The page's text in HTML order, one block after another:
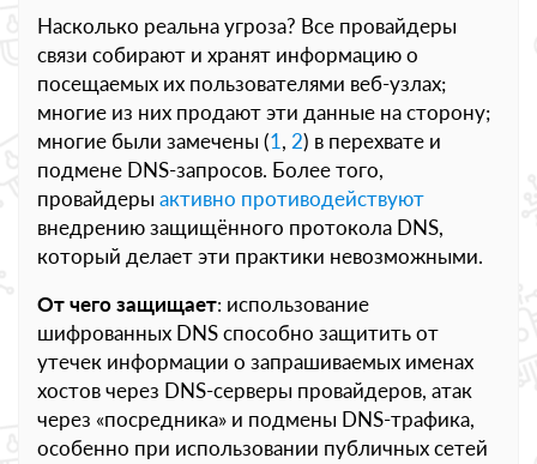
Насколько реальна угроза? Все провайдеры
связи собирают и хранят информацию о
посещаемых их пользователями веб-узлах;
многие из них продают эти данные на сторону;
многие были замечены (1, 2) в перехвате и
подмене DNS-запросов. Более того,
провайдеры активно противодействуют
внедрению защищённого протокола DNS,
который делает эти практики невозможными.
От чего защищает: использование
шифрованных DNS способно защитить от
утечек информации о запрашиваемых именах
хостов через DNS-серверы провайдеров, атак
через «посредника» и подмены DNS-трафика,
особенно при использовании публичных сетей